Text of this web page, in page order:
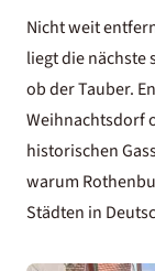
Nicht weit
liegt die nächste
ob der Tauber.
Weihnachtsdorf
historischen
warum
Städten in